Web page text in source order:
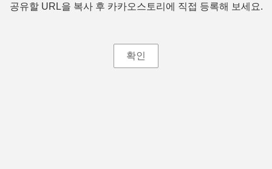
공유할 URL을 복사 후 카카오스토리에 직접 등록해 보세요.
확인